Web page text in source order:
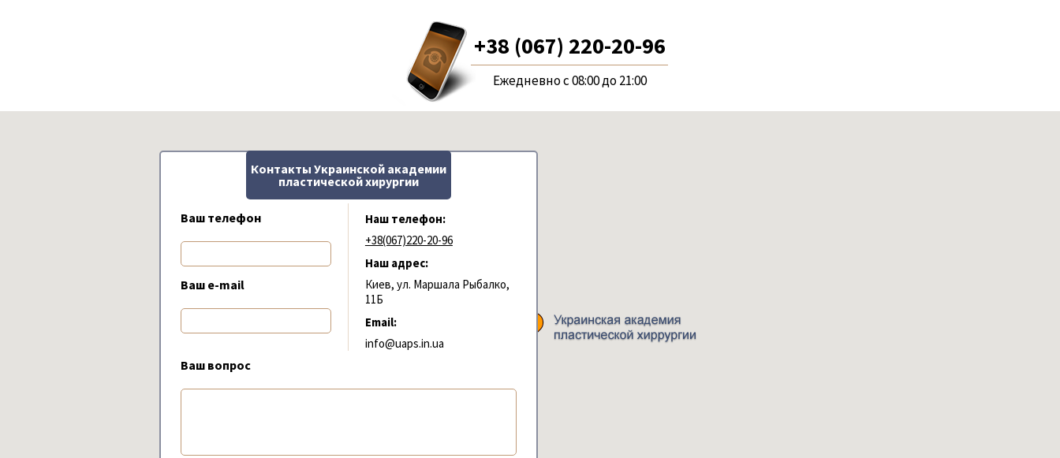
+38 (067) 220-20-96
Ежедневно с 08:00 до 21:00
Контакты Украинской академии
пластической хирургии
Наш телефон:
+38(067)220-20-96
Наш адрес:
Киев, ул. Маршала Рыбалко,
11Б
Email:
info@uaps.in.ua
Ваш телефон
Ваш e-mail
Ваш вопрос